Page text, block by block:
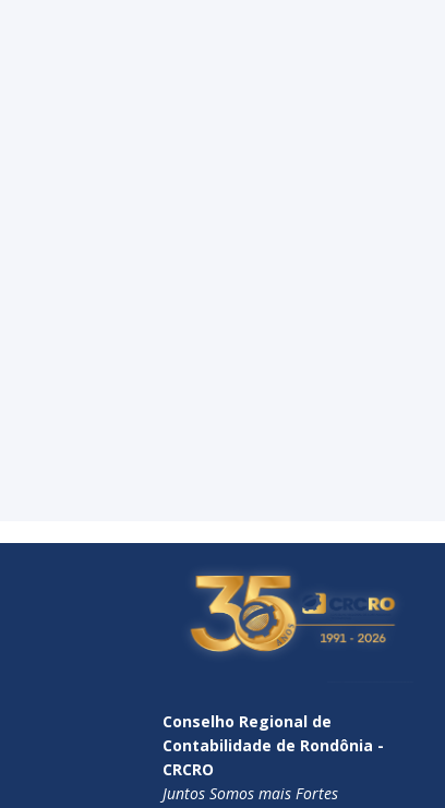
Conselho Regional de
Contabilidade de Rondônia -
CRCRO
Juntos Somos mais Fortes